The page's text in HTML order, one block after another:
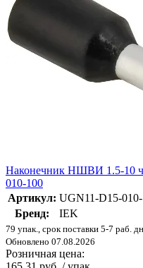
Наконечник НШВИ 1.5-10
010-100
Артикул: UGN11-D15-
Бренд:
IEK
79 упак., срок поставки 5-7 раб.
Обновлено 07.08.2026
Розничная цена: